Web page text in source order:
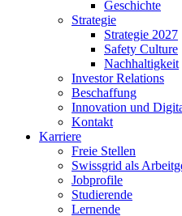
Geschichte
Strategie
Strategie 2027
Safety Culture
Nachhaltigkeit
Investor Relations
Beschaffung
Innovation und
Kontakt
Karriere
Freie Stellen
Swissgrid als
Jobprofile
Studierende
Lernende